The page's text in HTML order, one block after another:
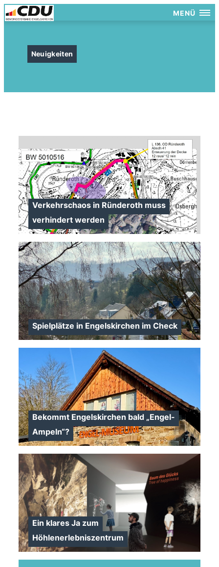
MENÜ
Neuigkeiten
Verkehrschaos in Ründeroth muss
verhindert werden
>
Spielplätze in Engelskirchen im Check
>
Bekommt Engelskirchen bald „Engel-
Ampeln“?
>
Ein klares Ja zum
Höhlenerlebniszentrum